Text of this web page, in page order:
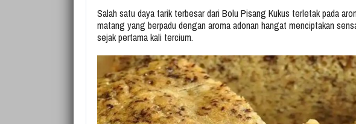
Salah satu daya tarik terbesar dari Bolu Pisang Kukus terletak pada
matang yang berpadu dengan aroma adonan hangat menciptakan
sejak pertama kali tercium.